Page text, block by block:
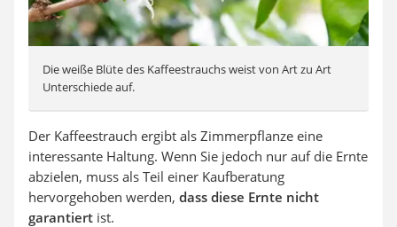
Die weiße Blüte des Kaffeestrauchs weist von Art zu Art
Unterschiede auf.
Der Kaffeestrauch ergibt als Zimmerpflanze eine
interessante Haltung. Wenn Sie jedoch nur auf die Ernte
abzielen, muss als Teil einer Kaufberatung
hervorgehoben werden, dass diese Ernte nicht
garantiert ist.